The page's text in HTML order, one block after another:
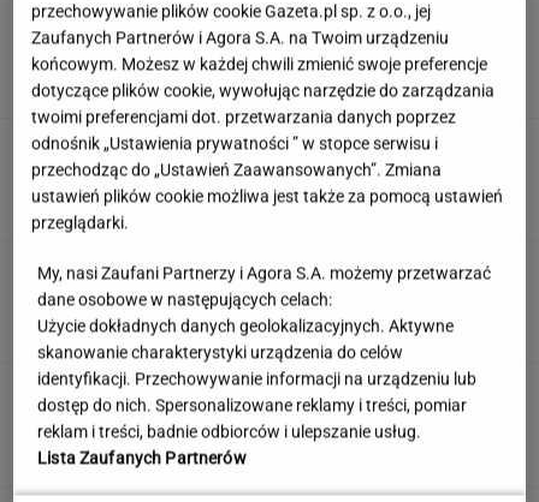
Podajemy trzy miasta, a ty zgadujesz kraj.
Łatwizna? Nie do końca
Wieniawa jako jurorka "TzG" to
dobry pomysł? "Będzie musiała być uważna"
Nie czekaj, aż będzie za późno. To może
oznaczać, że szkoła przestała służyć dziecku
MATERIAŁ PROMOCYJNY
Uruchomili "Tindera dla
medyków". Szybko zgłosili się też adwokaci
SUBSKRYPCJA
przechowywanie plików cookie Gazeta.pl sp. z o.o., jej
Zaufanych Partnerów i Agora S.A. na Twoim urządzeniu
końcowym. Możesz w każdej chwili zmienić swoje preferencje
dotyczące plików cookie, wywołując narzędzie do zarządzania
twoimi preferencjami dot. przetwarzania danych poprzez
odnośnik „Ustawienia prywatności ” w stopce serwisu i
przechodząc do „Ustawień Zaawansowanych”. Zmiana
ustawień plików cookie możliwa jest także za pomocą ustawień
przeglądarki.
My, nasi Zaufani Partnerzy i Agora S.A. możemy przetwarzać
dane osobowe w następujących celach:
Użycie dokładnych danych geolokalizacyjnych. Aktywne
skanowanie charakterystyki urządzenia do celów
identyfikacji. Przechowywanie informacji na urządzeniu lub
dostęp do nich. Spersonalizowane reklamy i treści, pomiar
reklam i treści, badnie odbiorców i ulepszanie usług.
Lista Zaufanych Partnerów